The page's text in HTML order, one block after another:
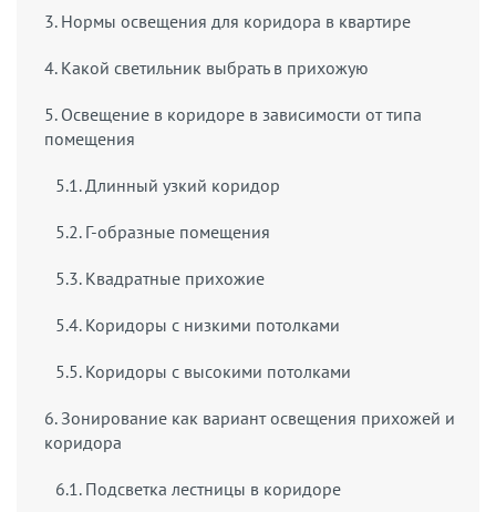
3. Нормы освещения для коридора в квартире
4. Какой светильник выбрать в прихожую
5. Освещение в коридоре в зависимости от типа
помещения
5.1. Длинный узкий коридор
5.2. Г-образные помещения
5.3. Квадратные прихожие
5.4. Коридоры с низкими потолками
5.5. Коридоры с высокими потолками
6. Зонирование как вариант освещения прихожей и
коридора
6.1. Подсветка лестницы в коридоре